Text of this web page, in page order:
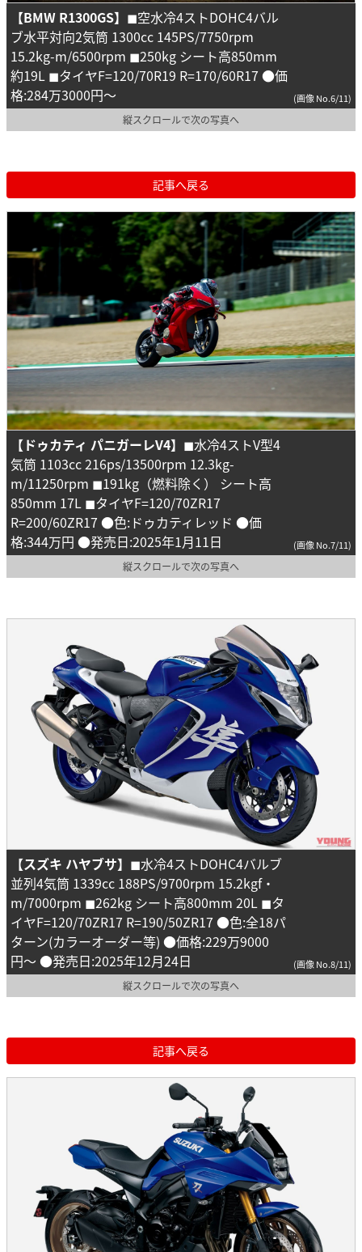
【BMW R1300GS】 ◼︎空水冷4ストDOHC4バル
ブ水平対向2気筒 1300cc 145PS/7750rpm
15.2kg-m/6500rpm ◼︎250kg シート高850mm
約19L ◼︎タイヤF=120/70R19 R=170/60R17 ●価
格:284万3000円〜
(画像 No.6/11)
縦スクロールで次の写真へ
記事へ戻る
【ドゥカティ パニガーレV4】 ◼︎水冷4ストV型4
気筒 1103cc 216ps/13500rpm 12.3kg-
m/11250rpm ◼︎191kg（燃料除く） シート高
850mm 17L ◼︎タイヤF=120/70ZR17
R=200/60ZR17 ●色:ドゥカティレッド ●価
格:344万円 ●発売日:2025年1月11日
(画像 No.7/11)
縦スクロールで次の写真へ
【スズキ ハヤブサ】 ◼︎水冷4ストDOHC4バルブ
並列4気筒 1339cc 188PS/9700rpm 15.2kgf・
m/7000rpm ◼︎262kg シート高800mm 20L ◼︎タ
イヤF=120/70ZR17 R=190/50ZR17 ●色:全18パ
ターン(カラーオーダー等) ●価格:229万9000
円〜 ●発売日:2025年12月24日
(画像 No.8/11)
縦スクロールで次の写真へ
記事へ戻る